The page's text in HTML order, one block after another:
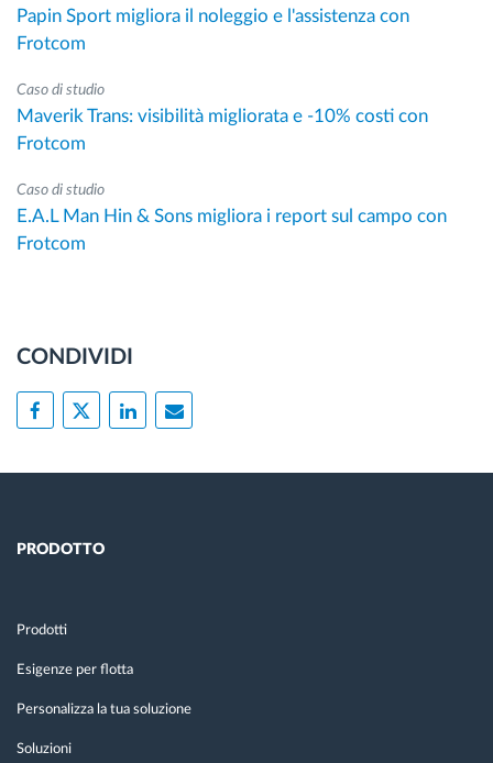
Papin Sport migliora il noleggio e l'assistenza con
Frotcom
Caso di studio
Maverik Trans: visibilità migliorata e -10% costi con
Frotcom
Caso di studio
E.A.L Man Hin & Sons migliora i report sul campo con
Frotcom
CONDIVIDI
PRODOTTO
Prodotti
Esigenze per flotta
Personalizza la tua soluzione
Soluzioni